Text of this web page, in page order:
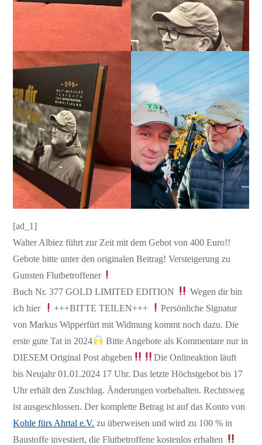
[ad_1]
Walter Albiez führt zur Zeit mit dem Gebot von 400 Euro!!
Gebote bitte unter den originalen Beitrag! Versteigerung zu
Gunsten Flutbetroffener
Buch Nr. 377 GOLD LIMITED EDITION
Wegen dir bin
ich hier
+++BITTE TEILEN+++
Persönliche Signatur
von Markus Wipperfürt mit Widmung kommt noch dazu. Die
erste gute Tat in 2024
Bitte Angebote als Kommentare nur in
DIESEM Original Post abgeben
Die Onlineaktion läuft
bis Neujahr 01.01.2024 17 Uhr. Das letzte Höchstgebot bis 17
Uhr erhält den Zuschlag. Änderungen vorbehalten. Rechtsweg
ist ausgeschlossen. Der komplette Betrag ist auf das Konto von
Kohle fürs Ahrtal e.V. zu überweisen und wird zu 100 % in
Baustoffe investiert, die Flutbetroffene kostenlos erhalten